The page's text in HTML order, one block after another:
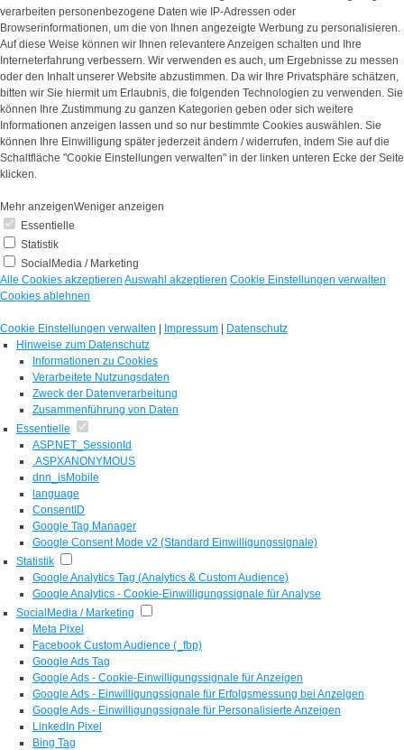
verarbeiten personenbezogene Daten wie IP-Adressen oder
Browserinformationen, um die von Ihnen angezeigte Werbung zu personalisieren.
Auf diese Weise können wir Ihnen relevantere Anzeigen schalten und Ihre
Interneterfahrung verbessern. Wir verwenden es auch, um Ergebnisse zu messen
oder den Inhalt unserer Website abzustimmen. Da wir Ihre Privatsphäre schätzen,
bitten wir Sie hiermit um Erlaubnis, die folgenden Technologien zu verwenden. Sie
können Ihre Zustimmung zu ganzen Kategorien geben oder sich weitere
Informationen anzeigen lassen und so nur bestimmte Cookies auswählen. Sie
können Ihre Einwilligung später jederzeit ändern / widerrufen, indem Sie auf die
Schaltfläche "Cookie Einstellungen verwalten" in der linken unteren Ecke der Seite
klicken.
Mehr anzeigenWeniger anzeigen
Essentielle
Statistik
SocialMedia / Marketing
Alle Cookies akzeptieren Auswahl akzeptieren Cookie Einstellungen verwalten
Cookies ablehnen
Cookie Einstellungen verwalten | Impressum | Datenschutz
Hinweise zum Datenschutz
Informationen zu Cookies
Verarbeitete Nutzungsdaten
Zweck der Datenverarbeitung
Zusammenführung von Daten
Essentielle
ASP.NET_SessionId
.ASPXANONYMOUS
dnn_isMobile
language
ConsentID
Google Tag Manager
Google Consent Mode v2 (Standard Einwilligungssignale)
Statistik
Google Analytics Tag (Analytics & Custom Audience)
Google Analytics - Cookie-Einwilligungssignale für Analyse
SocialMedia / Marketing
Meta Pixel
Facebook Custom Audience (_fbp)
Google Ads Tag
Google Ads - Cookie-Einwilligungssignale für Anzeigen
Google Ads - Einwilligungssignale für Erfolgsmessung bei Anzeigen
Google Ads - Einwilligungssignale für Personalisierte Anzeigen
LinkedIn Pixel
Bing Tag